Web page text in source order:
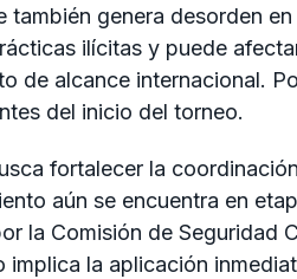
también genera desorden
ilícitas y puede
de alcance internacional.
del inicio del torneo.
fortalecer la
aún se encuentra en
la Comisión de Seguridad
implica la aplicación